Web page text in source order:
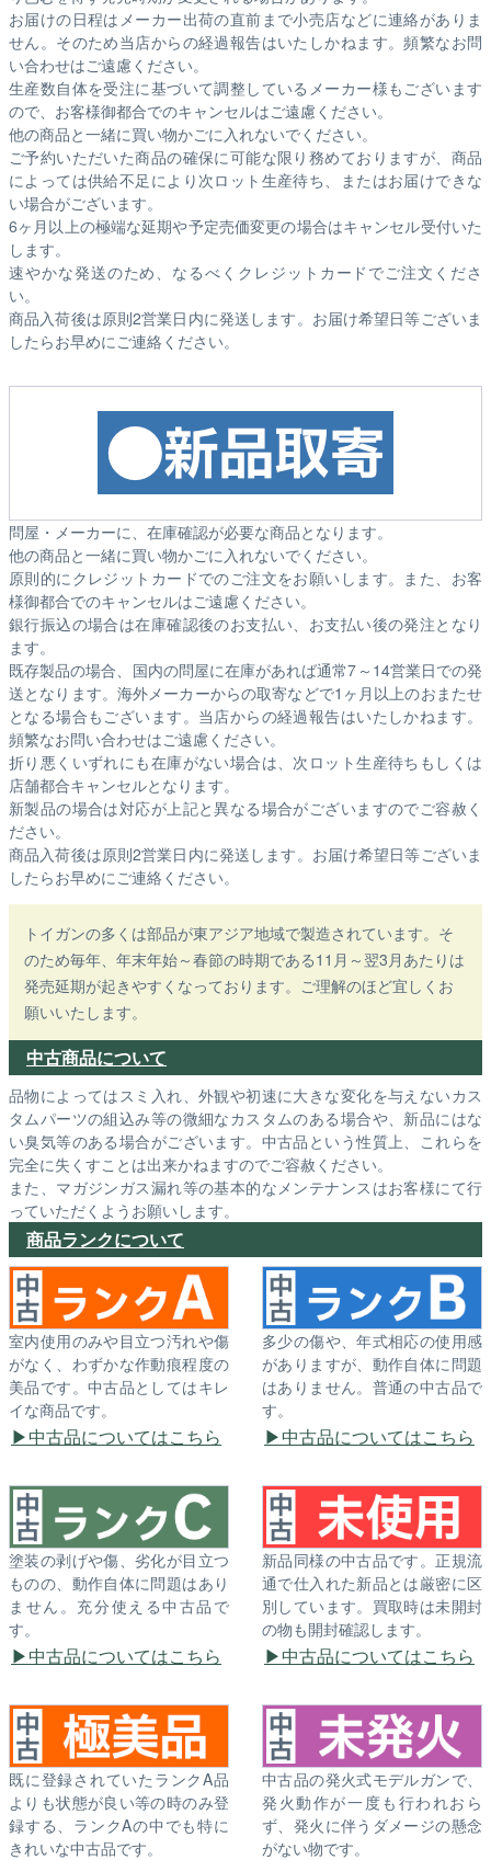
お届けの日程はメーカー出荷の直前まで小売店などに連絡がありま
せん。そのため当店からの経過報告はいたしかねます。頻繁なお問
い合わせはご遠慮ください。
生産数自体を受注に基づいて調整しているメーカー様もございます
ので、お客様御都合でのキャンセルはご遠慮ください。
他の商品と一緒に買い物かごに入れないでください。
ご予約いただいた商品の確保に可能な限り務めておりますが、商品
によっては供給不足により次ロット生産待ち、またはお届けできな
い場合がございます。
6ヶ月以上の極端な延期や予定売価変更の場合はキャンセル受付いた
します。
速やかな発送のため、なるべくクレジットカードでご注文くださ
い。
商品入荷後は原則2営業日内に発送します。お届け希望日等ございま
したらお早めにご連絡ください。
問屋・メーカーに、在庫確認が必要な商品となります。
他の商品と一緒に買い物かごに入れないでください。
原則的にクレジットカードでのご注文をお願いします。また、お客
様御都合でのキャンセルはご遠慮ください。
銀行振込の場合は在庫確認後のお支払い、お支払い後の発注となり
ます。
既存製品の場合、国内の問屋に在庫があれば通常7～14営業日での発
送となります。海外メーカーからの取寄などで1ヶ月以上のおまたせ
となる場合もございます。 当店からの経過報告はいたしかねます。
頻繁なお問い合わせはご遠慮ください。
折り悪くいずれにも在庫がない場合は、次ロット生産待ちもしくは
店舗都合キャンセルとなります。
新製品の場合は対応が上記と異なる場合がございますのでご容赦く
ださい。
商品入荷後は原則2営業日内に発送します。お届け希望日等ございま
したらお早めにご連絡ください。
トイガンの多くは部品が東アジア地域で製造されています。そ
のため毎年、年末年始～春節の時期である11月～翌3月あたりは
発売延期が起きやすくなっております。ご理解のほど宜しくお
願いいたします。
中古商品について
品物によってはスミ入れ、外観や初速に大きな変化を与えないカス
タムパーツの組込み等の微細なカスタムのある場合や、新品にはな
い臭気等のある場合がございます。中古品という性質上、これらを
完全に失くすことは出来かねますのでご容赦ください。
また、マガジンガス漏れ等の基本的なメンテナンスはお客様にて行
っていただくようお願いします。
商品ランクについて
室内使用のみや目立つ汚れや傷
がなく、わずかな作動痕程度の
美品です。中古品としてはキレ
イな商品です。
中古品についてはこちら
多少の傷や、年式相応の使用感
がありますが、動作自体に問題
はありません。普通の中古品で
す。
中古品についてはこちら
塗装の剥げや傷、劣化が目立つ
ものの、動作自体に問題はあり
ません。充分使える中古品で
す。
中古品についてはこちら
新品同様の中古品です。正規流
通で仕入れた新品とは厳密に区
別しています。買取時は未開封
の物も開封確認します。
中古品についてはこちら
既に登録されていたランクA品
よりも状態が良い等の時のみ登
録する、ランクAの中でも特に
きれいな中古品です。
中古品の発火式モデルガンで、
発火動作が一度も行われおら
ず、発火に伴うダメージの懸念
がない物です。